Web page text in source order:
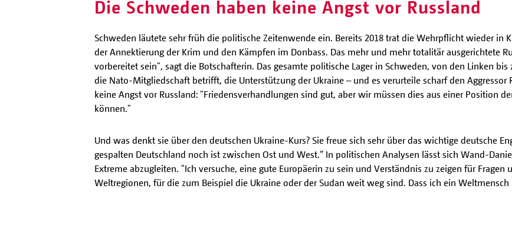
Die Schweden haben keine Angst vor Russland
Schweden läutete sehr früh die politische Zeitenwende ein. Bereits 2018 trat die Wehrpflicht wieder in
der Annektierung der Krim und den Kämpfen im Donbass. Das mehr und mehr totalitär ausgerichtete
vorbereitet sein", sagt die Botschafterin. Das gesamte politische Lager in Schweden, von den Linken
die Nato-Mitgliedschaft betrifft, die Unterstützung der Ukraine – und es verurteile scharf den Aggressor
keine Angst vor Russland: "Friedensverhandlungen sind gut, aber wir müssen dies aus einer Position
können."
Und was denkt sie über den deutschen Ukraine-Kurs? Sie freue sich sehr über das wichtige deutsche
gespalten Deutschland noch ist zwischen Ost und West.” In politischen Analysen lässt sich Wand-
Extreme abzugleiten. "Ich versuche, eine gute Europäerin zu sein und Verständnis zu zeigen für Fragen
Weltregionen, für die zum Beispiel die Ukraine oder der Sudan weit weg sind. Dass ich ein